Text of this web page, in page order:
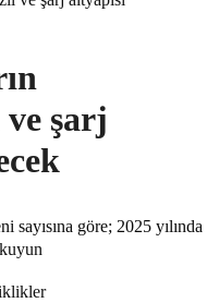
şarj
göre; 2025 yılında